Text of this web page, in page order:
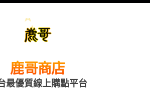
鹿哥商店
最優質線上購點平台